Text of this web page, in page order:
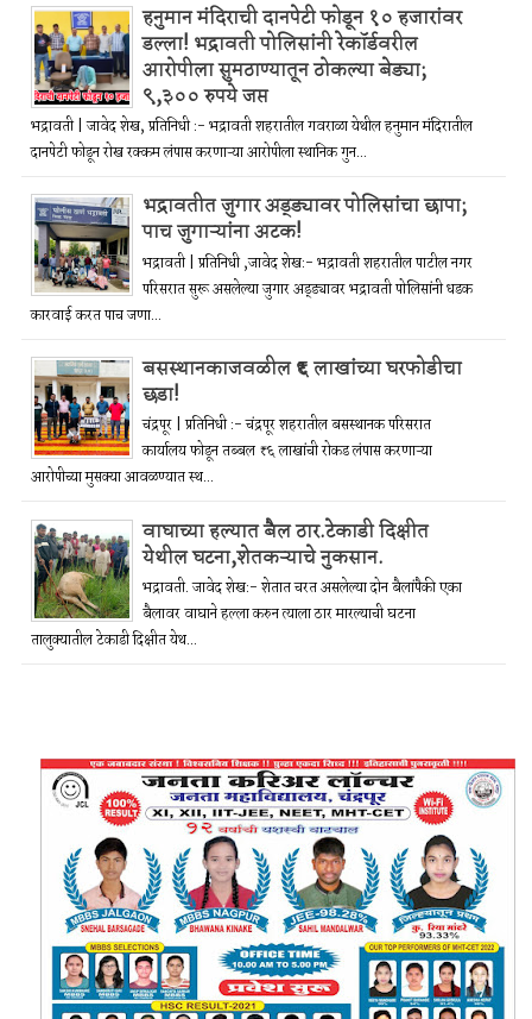
हनुमान मंदिराची दानपेटी फोडून १० हजारांवर
डल्ला! भद्रावती पोलिसांनी रेकॉर्डवरील
आरोपीला सुमठाण्यातून ठोकल्या बेड्या;
९,३०० रुपये जप्त
भद्रावती | जावेद शेख, प्रतिनिधी :- भद्रावती शहरातील गवराळा येथील हनुमान मंदिरातील
दानपेटी फोडून रोख रक्कम लंपास करणाऱ्या आरोपीला स्थानिक गुन...
भद्रावतीत जुगार अड्ड्यावर पोलिसांचा छापा;
पाच जुगाऱ्यांना अटक!
भद्रावती | प्रतिनिधी ,जावेद शेख:- भद्रावती शहरातील पाटील नगर
परिसरात सुरू असलेल्या जुगार अड्ड्यावर भद्रावती पोलिसांनी धडक
कारवाई करत पाच जणा...
बसस्थानकाजवळील ₹६ लाखांच्या घरफोडीचा
छडा!
चंद्रपूर | प्रतिनिधी :- चंद्रपूर शहरातील बसस्थानक परिसरात
कार्यालय फोडून तब्बल ₹६ लाखांची रोकड लंपास करणाऱ्या
आरोपीच्या मुसक्या आवळण्यात स्थ...
वाघाच्या हल्यात बैल ठार.टेकाडी दिक्षीत
येथील घटना,शेतकऱ्याचे नुकसान.
भद्रावती. जावेद शेख:- शेतात चरत असलेल्या दोन बैलांपैकी एका
बैलावर वाघाने हल्ला करुन त्याला ठार मारल्याची घटना
तालुक्यातील टेकाडी दिक्षीत येथ...